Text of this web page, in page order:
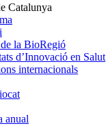
Catalunya
la BioRegió
d’Innovació en Salut
internacionals
anual